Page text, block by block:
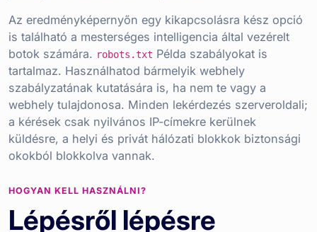
Az eredményképernyőn egy kikapcsolásra kész opció
is található a mesterséges intelligencia által vezérelt
botok számára. robots.txt Példa szabályokat is
tartalmaz. Használhatod bármelyik webhely
szabályzatának kutatására is, ha nem te vagy a
webhely tulajdonosa. Minden lekérdezés szerveroldali;
a kérések csak nyilvános IP-címekre kerülnek
küldésre, a helyi és privát hálózati blokkok biztonsági
okokból blokkolva vannak.
HOGYAN KELL HASZNÁLNI?
Lépésről lépésre